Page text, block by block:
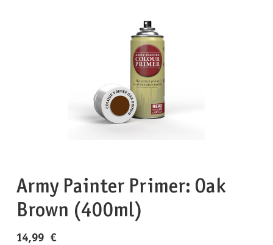
Army Painter Primer: Oak
Brown (400ml)
14,99 €